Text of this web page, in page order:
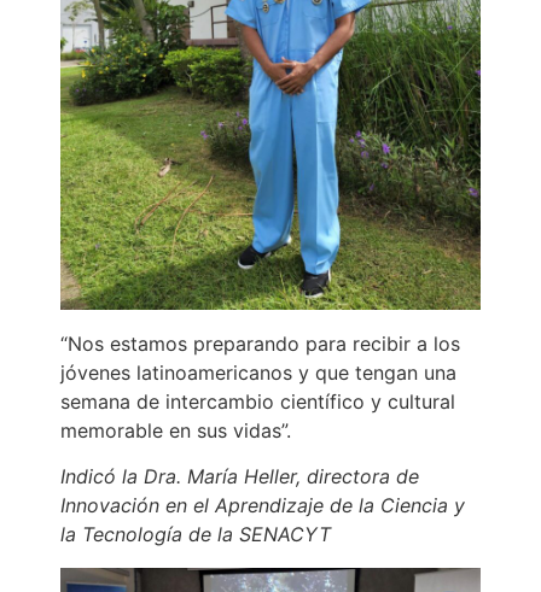
“Nos estamos preparando para recibir a los
jóvenes latinoamericanos y que tengan una
semana de intercambio científico y cultural
memorable en sus vidas”.
Indicó la Dra. María Heller, directora de
Innovación en el Aprendizaje de la Ciencia y
la Tecnología de la SENACYT